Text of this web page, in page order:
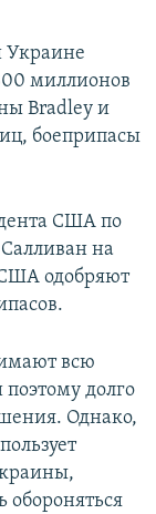
Украине
миллионов
Bradley и
боеприпасы
США по
на
одобряют
всю
поэтому долго
Однако,